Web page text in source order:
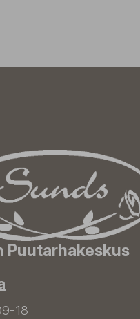
Puutarhakeskus
18